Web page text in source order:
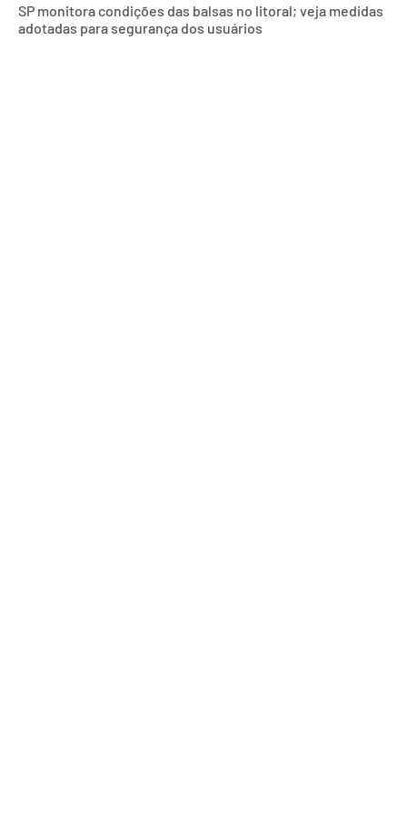
SP monitora condições das balsas no litoral; veja medidas
adotadas para segurança dos usuários